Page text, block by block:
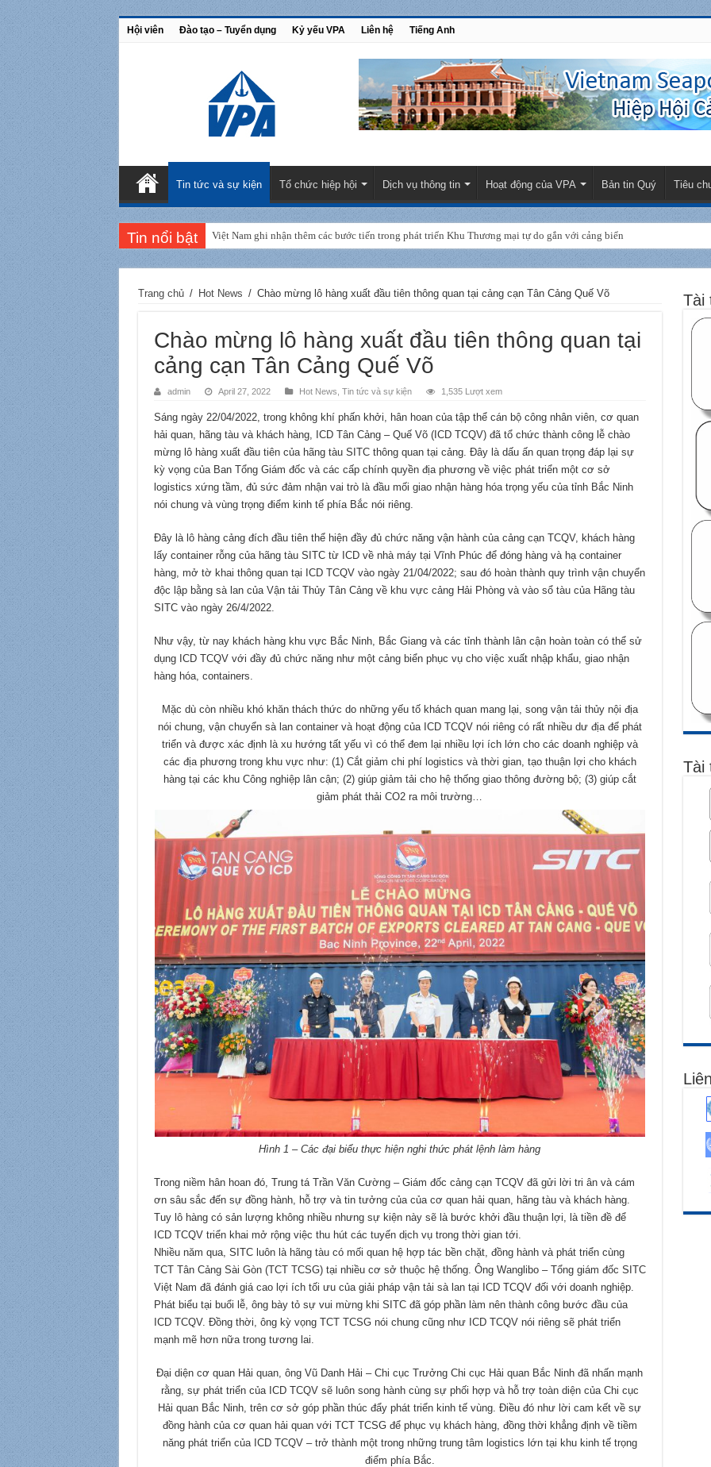
Hội viên Đào tạo – Tuyển dụng Kỷ yếu VPA Liên hệ Tiếng Anh
Tin tức và sự kiện Tổ chức hiệp hội Dịch vụ thông tin Hoạt động của VPA Bản tin Quý Tiêu
Tin nổi bật Việt Nam ghi nhận thêm các bước tiến trong phát triển Khu Thương mại tự do gắn với cảng biển
Trang chủ / Hot News / Chào mừng lô hàng xuất đầu tiên thông quan tại cảng cạn Tân Cảng Quế Võ
Chào mừng lô hàng xuất đầu tiên thông quan tại
cảng cạn Tân Cảng Quế Võ
admin April 27, 2022 Hot News Tin tức và sự kiện 1,535 Lượt xem
Sáng ngày 22/04/2022, trong không khí phấn khởi, hân hoan của tập thể cán bộ công nhân viên, cơ quan
hải quan, hãng tàu và khách hàng, ICD Tân Cảng – Quế Võ (ICD TCQV) đã tổ chức thành công lễ chào
mừng lô hàng xuất đầu tiên của hãng tàu SITC thông quan tại cảng. Đây là dấu ấn quan trọng đáp lại sự
kỳ vọng của Ban Tổng Giám đốc và các cấp chính quyền địa phương về việc phát triển một cơ sở
logistics xứng tầm, đủ sức đảm nhận vai trò là đầu mối giao nhận hàng hóa trọng yếu của tỉnh Bắc Ninh
nói chung và vùng trọng điểm kinh tế phía Bắc nói riêng.
Đây là lô hàng cảng đích đầu tiên thể hiện đầy đủ chức năng vận hành của cảng cạn TCQV, khách hàng
lấy container rỗng của hãng tàu SITC từ ICD về nhà máy tại Vĩnh Phúc để đóng hàng và hạ container
hàng, mở tờ khai thông quan tại ICD TCQV vào ngày 21/04/2022; sau đó hoàn thành quy trình vận chuyển
độc lập bằng sà lan của Vận tải Thủy Tân Cảng về khu vực cảng Hải Phòng và vào sổ tàu của Hãng tàu
SITC vào ngày 26/4/2022.
Như vậy, từ nay khách hàng khu vực Bắc Ninh, Bắc Giang và các tỉnh thành lân cận hoàn toàn có thể sử
dụng ICD TCQV với đầy đủ chức năng như một cảng biển phục vụ cho việc xuất nhập khẩu, giao nhận
hàng hóa, containers.
Mặc dù còn nhiều khó khăn thách thức do những yếu tố khách quan mang lại, song vận tải thủy nội địa
nói chung, vận chuyển sà lan container và hoạt động của ICD TCQV nói riêng có rất nhiều dư địa để phát
triển và được xác định là xu hướng tất yếu vì có thể đem lại nhiều lợi ích lớn cho các doanh nghiệp và
các địa phương trong khu vực như: (1) Cắt giảm chi phí logistics và thời gian, tạo thuận lợi cho khách
hàng tại các khu Công nghiệp lân cận; (2) giúp giảm tải cho hệ thống giao thông đường bộ; (3) giúp cắt
giảm phát thải CO2 ra môi trường…
Hình 1 – Các đại biểu thực hiện nghi thức phát lệnh làm hàng
Trong niềm hân hoan đó, Trung tá Trần Văn Cường – Giám đốc cảng cạn TCQV đã gửi lời tri ân và cám
ơn sâu sắc đến sự đồng hành, hỗ trợ và tin tưởng của của cơ quan hải quan, hãng tàu và khách hàng.
Tuy lô hàng có sản lượng không nhiều nhưng sự kiện này sẽ là bước khởi đầu thuận lợi, là tiền đề để
ICD TCQV triển khai mở rộng việc thu hút các tuyến dịch vụ trong thời gian tới.
Nhiều năm qua, SITC luôn là hãng tàu có mối quan hệ hợp tác bền chặt, đồng hành và phát triển cùng
TCT Tân Cảng Sài Gòn (TCT TCSG) tại nhiều cơ sở thuộc hệ thống. Ông Wanglibo – Tổng giám đốc SITC
Việt Nam đã đánh giá cao lợi ích tối ưu của giải pháp vận tải sà lan tại ICD TCQV đối với doanh nghiệp.
Phát biểu tại buổi lễ, ông bày tỏ sự vui mừng khi SITC đã góp phần làm nên thành công bước đầu của
ICD TCQV. Đồng thời, ông kỳ vọng TCT TCSG nói chung cũng như ICD TCQV nói riêng sẽ phát triển
mạnh mẽ hơn nữa trong tương lai.
Đại diện cơ quan Hải quan, ông Vũ Danh Hải – Chi cục Trưởng Chi cục Hải quan Bắc Ninh đã nhấn mạnh
rằng, sự phát triển của ICD TCQV sẽ luôn song hành cùng sự phối hợp và hỗ trợ toàn diện của Chi cục
Hải quan Bắc Ninh, trên cơ sở góp phần thúc đẩy phát triển kinh tế vùng. Điều đó như lời cam kết về sự
đồng hành của cơ quan hải quan với TCT TCSG để phục vụ khách hàng, đồng thời khẳng định về tiềm
năng phát triển của ICD TCQV – trở thành một trong những trung tâm logistics lớn tại khu kinh tế trọng
điểm phía Bắc.
Tài
Tài